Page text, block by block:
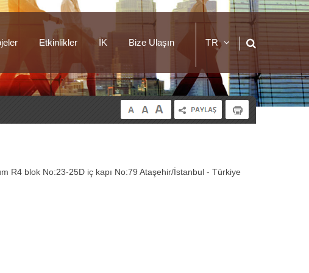
TR
EN
Etkinlikler İK Bize Ulaşın
R4 blok No:23-25D iç kapı No:79 Ataşehir/İstanbul - Türkiye